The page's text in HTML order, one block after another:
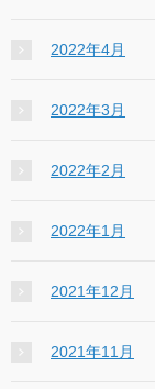
2022年4月
2022年3月
2022年2月
2022年1月
2021年12月
2021年11月